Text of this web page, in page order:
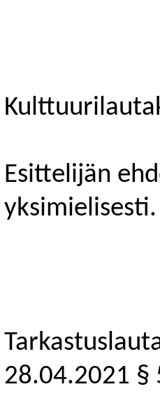
Esittelijän
yksimielisesti.
28.04.2021 §